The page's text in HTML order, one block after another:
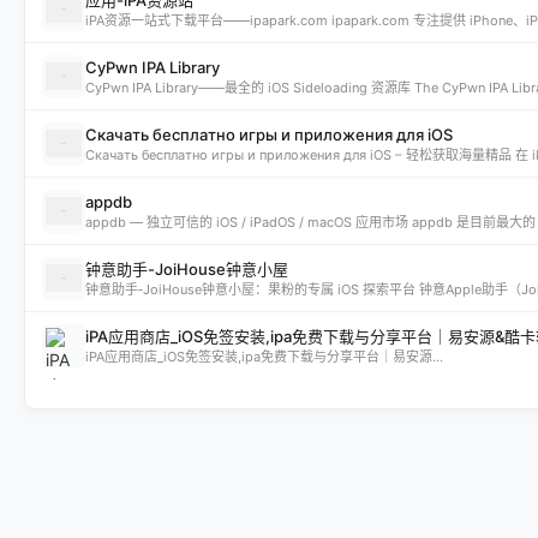
CyPwn IPA Library
Скачать бесплатно игры и приложения для iOS
appdb
钟意助手-JoiHouse钟意小屋
iPA应用商店_iOS免签安装,ipa免费下载与分享平台｜易安源&酷
iPA应用商店_iOS免签安装,ipa免费下载与分享平台｜易安源...